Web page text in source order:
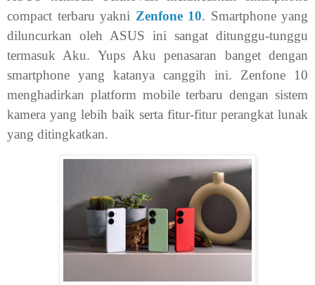
compact terbaru yakni Zenfone 10. Smartphone yang
diluncurkan oleh ASUS ini sangat ditunggu-tunggu
termasuk Aku. Yups Aku penasaran banget dengan
smartphone yang katanya canggih ini. Zenfone 10
menghadirkan platform mobile terbaru dengan sistem
kamera yang lebih baik serta fitur-fitur perangkat lunak
yang ditingkatkan.